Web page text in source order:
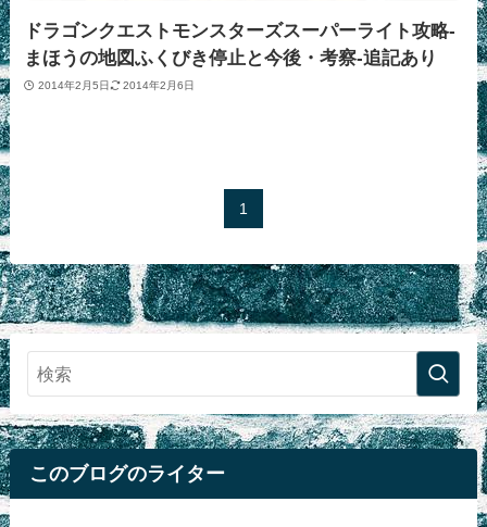
ドラゴンクエストモンスターズスーパーライト攻略-
まほうの地図ふくびき停止と今後・考察-追記あり
2014年2月5日 2014年2月6日
1
このブログのライター